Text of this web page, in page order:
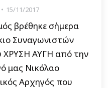
15/11/2017
βρέθηκε σήμερα
Συναγωνιστών
ΧΡΥΣΗ ΑΥΓΗ από την
μας Νικόλαο
Αρχηγός που